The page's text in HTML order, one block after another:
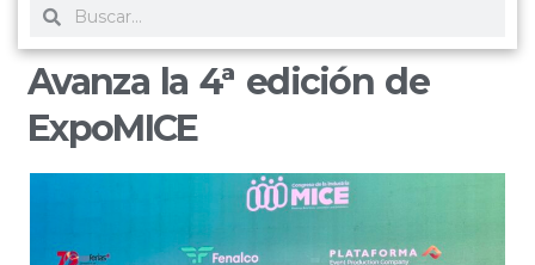
Avanza la 4ª edición de
ExpoMICE